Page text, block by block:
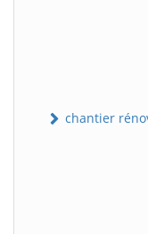
chantier